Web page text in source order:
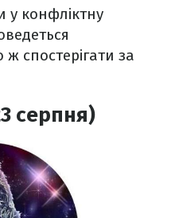
у конфліктну
спостерігати за
серпня)